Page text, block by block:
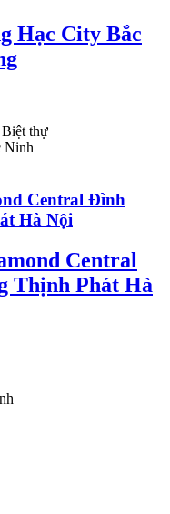
Hạc City Bắc
Biệt thự
Ninh
Central
Thịnh Phát Hà